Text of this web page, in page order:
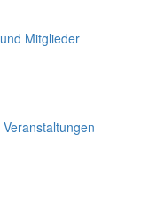
Mitglieder